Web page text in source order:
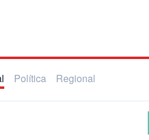
Política Regional